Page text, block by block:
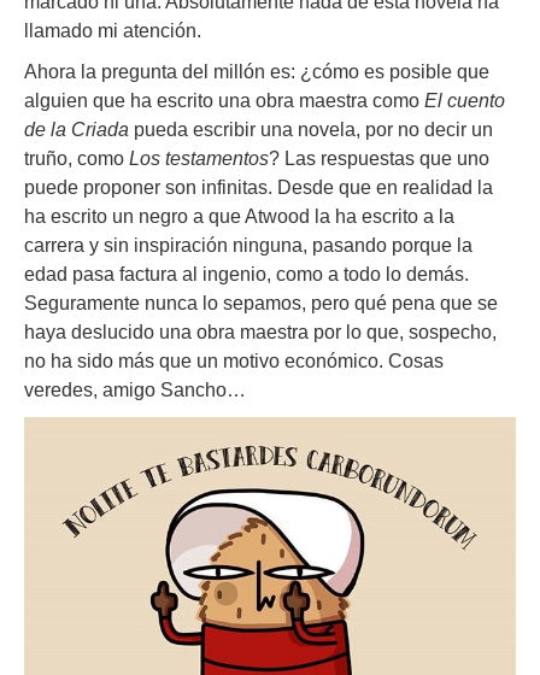
llamado mi atención.
Ahora la pregunta del millón es: ¿cómo es posible que
alguien que ha escrito una obra maestra como El cuento
de la Criada pueda escribir una novela, por no decir un
truño, como Los testamentos? Las respuestas que uno
puede proponer son infinitas. Desde que en realidad la
ha escrito un negro a que Atwood la ha escrito a la
carrera y sin inspiración ninguna, pasando porque la
edad pasa factura al ingenio, como a todo lo demás.
Seguramente nunca lo sepamos, pero qué pena que se
haya deslucido una obra maestra por lo que, sospecho,
no ha sido más que un motivo económico. Cosas
veredes, amigo Sancho…